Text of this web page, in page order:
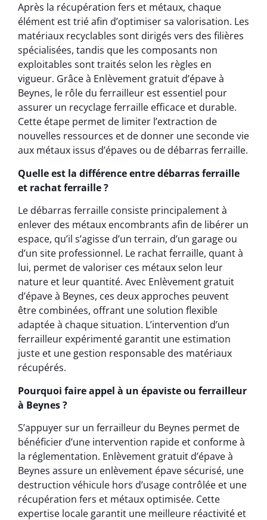
Après la récupération fers et métaux, chaque
élément est trié afin d’optimiser sa valorisation. Les
matériaux recyclables sont dirigés vers des filières
spécialisées, tandis que les composants non
exploitables sont traités selon les règles en
vigueur. Grâce à Enlèvement gratuit d’épave à
Beynes, le rôle du ferrailleur est essentiel pour
assurer un recyclage ferraille efficace et durable.
Cette étape permet de limiter l’extraction de
nouvelles ressources et de donner une seconde vie
aux métaux issus d’épaves ou de débarras ferraille.
Quelle est la différence entre débarras ferraille
et rachat ferraille ?
Le débarras ferraille consiste principalement à
enlever des métaux encombrants afin de libérer un
espace, qu’il s’agisse d’un terrain, d’un garage ou
d’un site professionnel. Le rachat ferraille, quant à
lui, permet de valoriser ces métaux selon leur
nature et leur quantité. Avec Enlèvement gratuit
d’épave à Beynes, ces deux approches peuvent
être combinées, offrant une solution flexible
adaptée à chaque situation. L’intervention d’un
ferrailleur expérimenté garantit une estimation
juste et une gestion responsable des matériaux
récupérés.
Pourquoi faire appel à un épaviste ou ferrailleur
à Beynes ?
S’appuyer sur un ferrailleur du Beynes permet de
bénéficier d’une intervention rapide et conforme à
la réglementation. Enlèvement gratuit d’épave à
Beynes assure un enlèvement épave sécurisé, une
destruction véhicule hors d’usage contrôlée et une
récupération fers et métaux optimisée. Cette
expertise locale garantit une meilleure réactivité et